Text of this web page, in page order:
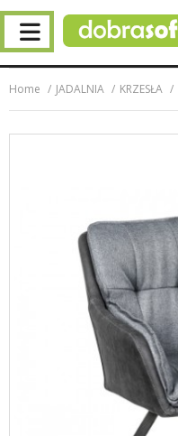
Home JADALNIA KRZESŁA